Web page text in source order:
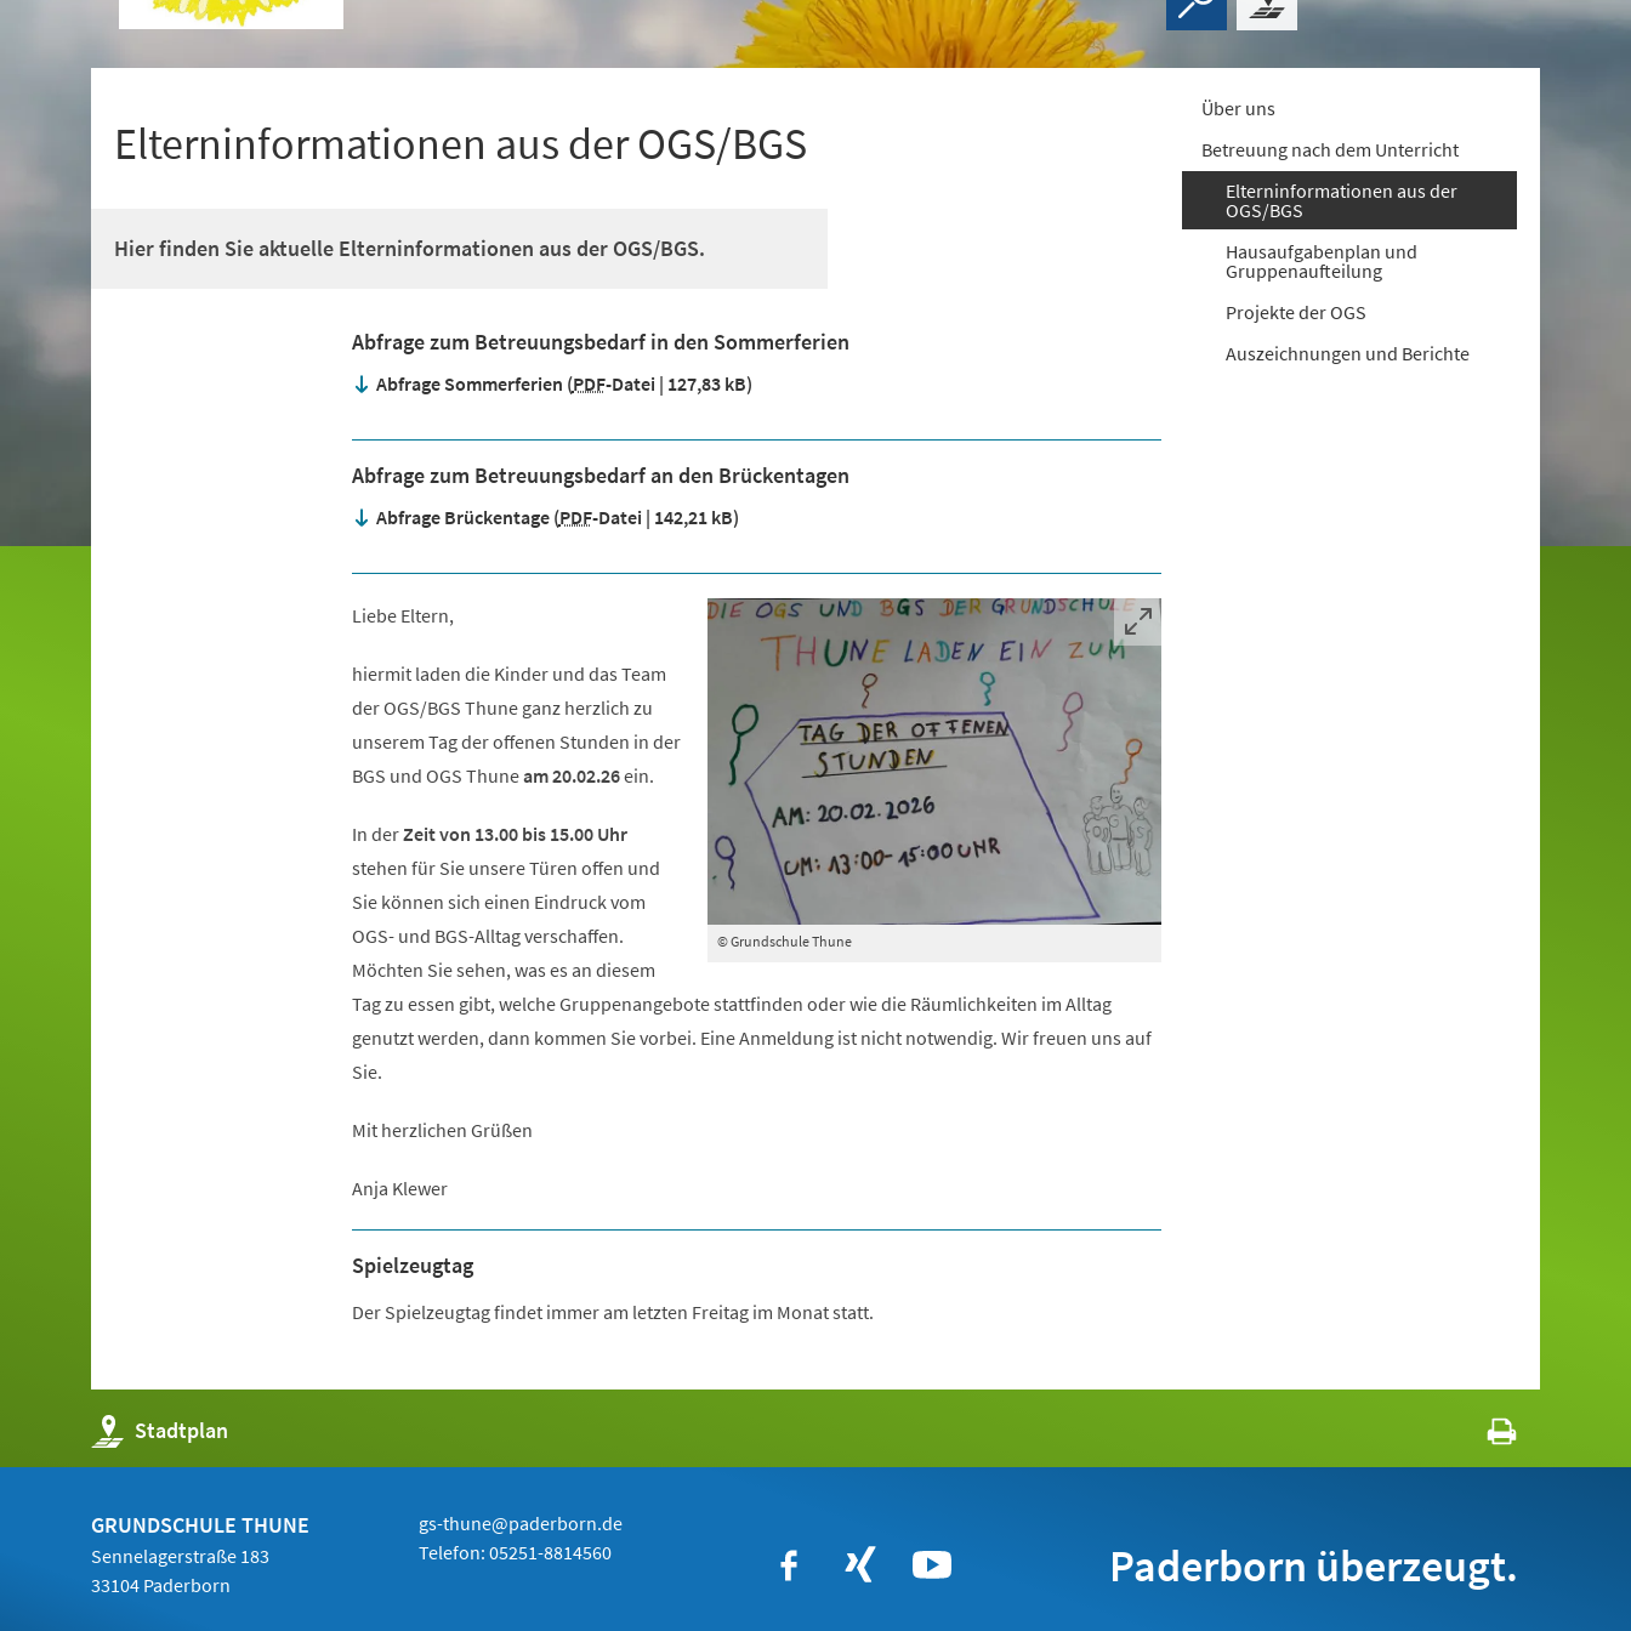
Elterninformationen aus der OGS/BGS
Hier finden Sie aktuelle Elterninformationen aus der OGS/BGS.
Abfrage zum Betreuungsbedarf in den Sommerferien
Abfrage Sommerferien PDF-Datei 127,83 kB
Abfrage zum Betreuungsbedarf an den Brückentagen
Abfrage Brückentage PDF-Datei 142,21 kB
© Grundschule Thune
Liebe Eltern,
hiermit laden die Kinder und das Team
der OGS/BGS Thune ganz herzlich zu
unserem Tag der offenen Stunden in der
BGS und OGS Thuneam 20.02.26ein.
In derZeit von 13.00 bis 15.00 Uhr
stehen für Sie unsere Türen offen und
Sie können sich einen Eindruck vom
OGS- und BGS-Alltag verschaffen.
Möchten Sie sehen, was es an diesem
Tag zu essen gibt, welche Gruppenangebote stattfinden oder wie die Räumlichkeiten im Alltag
genutzt werden, dann kommen Sie vorbei. Eine Anmeldung ist nicht notwendig. Wir freuen uns auf
Sie.
Mit herzlichen Grüßen
Anja Klewer
Spielzeugtag
Der Spielzeugtag findet immer am letzten Freitag im Monat statt.
Über uns
Betreuung nach dem Unterricht
Elterninformationen aus der
OGS/BGS
Hausaufgabenplan und
Gruppenaufteilung
Projekte der OGS
Auszeichnungen und Berichte
Stadtplan
(Öffnet
in
einem
Tab)
GRUNDSCHULE THUNE
Sennelagerstraße 183
33104 Paderborn
gs-thune@paderborn.de
Telefon:05251-8814560 Paderborn überzeugt.